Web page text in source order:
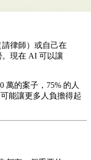
請律師）或自己在
現在 AI 可以讓
萬的案子，75% 的人
能讓更多人負擔得起